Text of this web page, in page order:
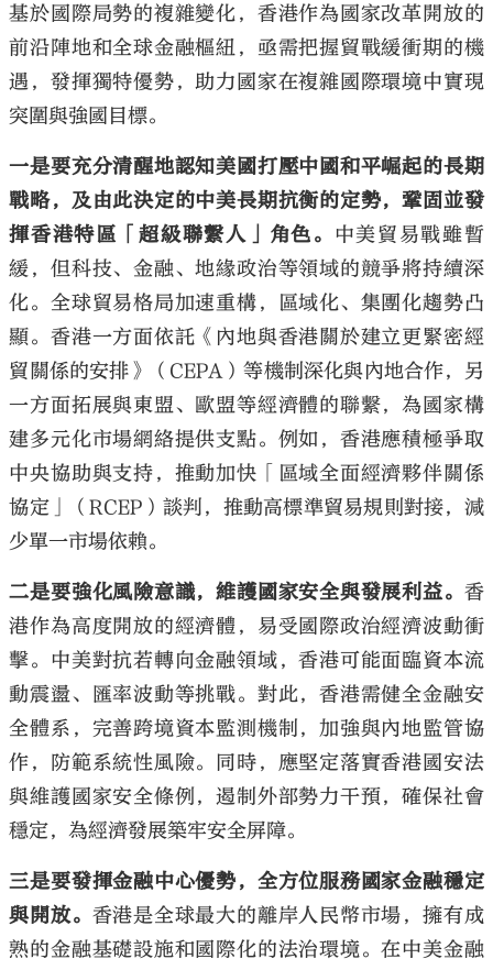
基於國際局勢的複雜變化，香港作為國家改革開放的
前沿陣地和全球金融樞紐，亟需把握貿戰緩衝期的機
遇，發揮獨特優勢，助力國家在複雜國際環境中實現
突圍與強國目標。
一是要充分清醒地認知美國打壓中國和平崛起的長期
戰略，及由此決定的中美長期抗衡的定勢，鞏固並發
揮香港特區「超級聯繫人」角色。 中美貿易戰雖暫
緩，但科技、金融、地緣政治等領域的競爭將持續深
化。全球貿易格局加速重構，區域化、集團化趨勢凸
顯。香港一方面依託《內地與香港關於建立更緊密經
貿關係的安排》（CEPA）等機制深化與內地合作，另
一方面拓展與東盟、歐盟等經濟體的聯繫，為國家構
建多元化市場網絡提供支點。例如，香港應積極爭取
中央協助與支持，推動加快「區域全面經濟夥伴關係
協定」（RCEP）談判，推動高標準貿易規則對接，減
少單一市場依賴。
二是要強化風險意識，維護國家安全與發展利益。 香
港作為高度開放的經濟體，易受國際政治經濟波動衝
擊。中美對抗若轉向金融領域，香港可能面臨資本流
動震盪、匯率波動等挑戰。對此，香港需健全金融安
全體系，完善跨境資本監測機制，加強與內地監管協
作，防範系統性風險。同時，應堅定落實香港國安法
與維護國家安全條例，遏制外部勢力干預，確保社會
穩定，為經濟發展築牢安全屏障。
三是要發揮金融中心優勢，全方位服務國家金融穩定
與開放。 香港是全球最大的離岸人民幣市場，擁有成
熟的金融基礎設施和國際化的法治環境。在中美金融